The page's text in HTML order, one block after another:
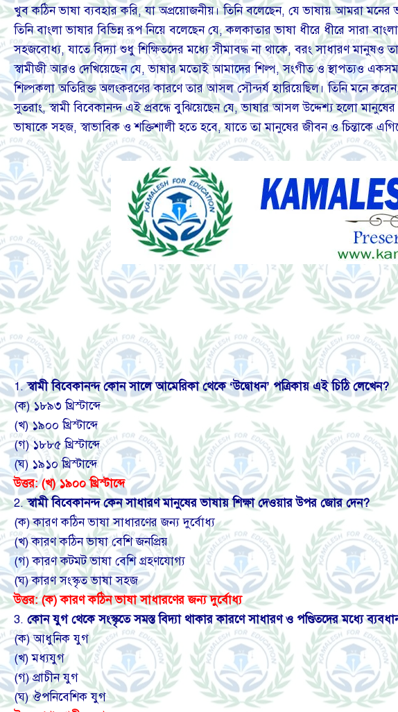
খুব কঠিন ভাষা ব্যবহার করি, যা অপ্রয়োজনীয়। তিনি বলেছেন, যে ভাষায় আমরা মনের
তিনি বাংলা ভাষার বিভিন্ন রূপ নিয়ে বলেছেন যে, কলকাতার ভাষা ধীরে ধীরে সারা
সহজবোধ্য, যাতে বিদ্যা শুধু শিক্ষিতদের মধ্যে সীমাবদ্ধ না থাকে, বরং সাধারণ মানুষও
স্বামীজী আরও দেখিয়েছেন যে, ভাষার মতোই আমাদের শিল্প, সংগীত ও স্থাপত্যও
শিল্পকলা অতিরিক্ত অলংকরণের কারণে তার আসল সৌন্দর্য হারিয়েছিল। তিনি মনে
সুতরাং, স্বামী বিবেকানন্দ এই প্রবন্ধে বুঝিয়েছেন যে, ভাষার আসল উদ্দেশ্য হলো
ভাষাকে সহজ, স্বাভাবিক ও শক্তিশালী হতে হবে, যাতে তা মানুষের জীবন ও চিন্তাকে
1.স্বামীবিবেকানন্দকোনসালেআমেরিকাথেকে ‘উদ্বোধন’পত্রিকায়এইচিঠিলেখেন?
(ক) ১৮৯৩ খ্রিস্টাব্দে
(খ) ১৯০০ খ্রিস্টাব্দে
(গ) ১৮৮৫ খ্রিস্টাব্দে
(ঘ) ১৯১০ খ্রিস্টাব্দে
উত্তর: (খ)১৯০০খ্রিস্টাব্দে
2.স্বামীবিবেকানন্দকেনসাধারণমানুষেরভাষায়শিক্ষাদেওয়ারউপরজোরদেন?
(ক) কারণ কঠিন ভাষা সাধারণের জন্য দুর্বোধ্য
(খ) কারণ কঠিন ভাষা বেশি জনপ্রিয়
(গ) কারণ কটমট ভাষা বেশি গ্রহণযোগ্য
(ঘ) কারণ সংস্কৃত ভাষা সহজ
উত্তর: (ক)কারণকঠিনভাষাসাধারণেরজন্যদুর্বোধ্য
3. কোনযুগথেকেসংস্কৃতেসমস্তবিদ্যাথাকারকারণেসাধারণও পণ্ডিতদেরমধ্যে
(ক) আধুনিক যুগ
(খ) মধ্যযুগ
(গ) প্রাচীন যুগ
(ঘ) ঔপনিবেশিক যুগ